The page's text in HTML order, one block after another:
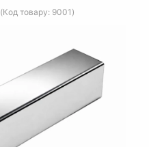
(Код товару: 9001 )